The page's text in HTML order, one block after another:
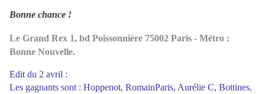
Bonne chance !
Le Grand Rex 1, bd Poissonnière 75002 Paris - Métro :
Bonne Nouvelle.
Edit du 2 avril :
Les gagnants sont : Hoppenot, RomainParis, Aurélie C, Bottines,